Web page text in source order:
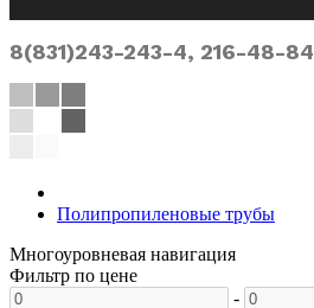
8(831)243-243-4, 216-48-84
Полипропиленовые трубы
Многоуровневая навигация
Фильтр по цене
-